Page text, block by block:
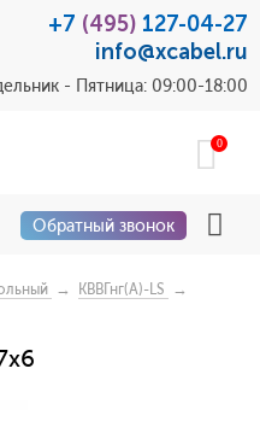
+7 (495) 127-04-27
info@xcabel.ru
- Пятница: 09:00-18:00
0
Обратный звонок
→ КВВГнг(А)-LS
→